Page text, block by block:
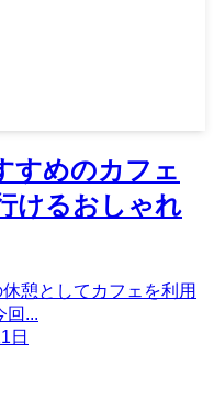
すめのカフェ
けるおしゃれ
憩としてカフェを利用
回...
日